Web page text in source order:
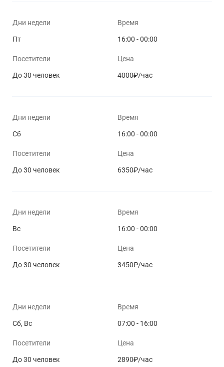
Дни недели
Пт
Время
16:00 - 00:00
Посетители
До 30 человек
Цена
4000₽/час
Дни недели
Сб
Время
16:00 - 00:00
Посетители
До 30 человек
Цена
6350₽/час
Дни недели
Вс
Время
16:00 - 00:00
Посетители
До 30 человек
Цена
3450₽/час
Дни недели
Сб, Вс
Время
07:00 - 16:00
Посетители
До 30 человек
Цена
2890₽/час